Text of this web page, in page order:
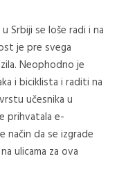
Srbiji se loše radi i na
je pre svega
Neophodno je
i biciklista i raditi na
učesnika u
prihvatala e-
da se izgrade
ulicama za ova